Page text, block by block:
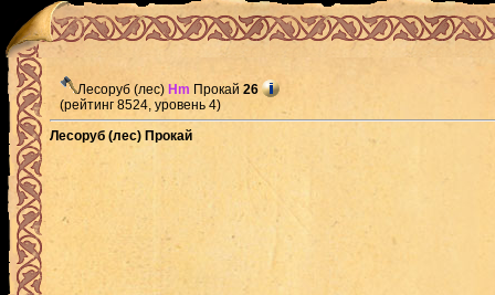
Лесоруб (лес) Hm Прокай 26
(рейтинг 8524, уровень 4)
Лесоруб (лес) Прокай